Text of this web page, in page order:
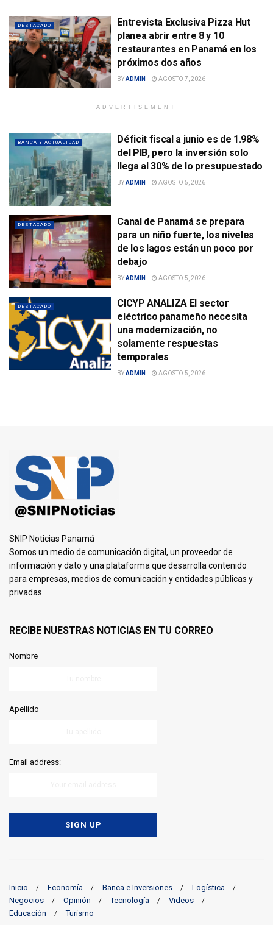
DESTACADO
Entrevista Exclusiva Pizza Hut
planea abrir entre 8 y 10
restaurantes en Panamá en los
próximos dos años
BYADMIN AGOSTO 7, 2026
ADVERTISEMENT
BANCA Y ACTUALIDAD
Déficit fiscal a junio es de 1.98%
del PIB, pero la inversión solo
llega al 30% de lo presupuestado
BYADMIN AGOSTO 5, 2026
DESTACADO
Canal de Panamá se prepara
para un niño fuerte, los niveles
de los lagos están un poco por
debajo
BYADMIN AGOSTO 5, 2026
DESTACADO
CICYP ANALIZA El sector
eléctrico panameño necesita
una modernización, no
solamente respuestas
temporales
BYADMIN AGOSTO 5, 2026
SNIP Noticias Panamá
Somos un medio de comunicación digital, un proveedor de
información y dato y una plataforma que desarrolla contenido
para empresas, medios de comunicación y entidades públicas y
privadas.
RECIBE NUESTRAS NOTICIAS EN TU CORREO
Nombre
Apellido
Email address:
Inicio Economía Banca e Inversiones
Logística
Negocios
Opinión Tecnología
Videos
Educación
Turismo